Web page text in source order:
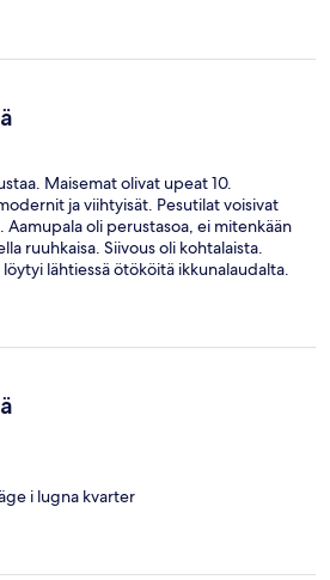
Maisemat olivat upeat 10.
ja viihtyisät. Pesutilat voisivat
Aamupala oli perustasoa, ei mitenkään
ruuhkaisa. Siivous oli kohtalaista.
lähtiessä ötököitä ikkunalaudalta.
Hotellin baari oli aika rajoitetusti
riittänyt myöhemminkin.
i lugna kvarter